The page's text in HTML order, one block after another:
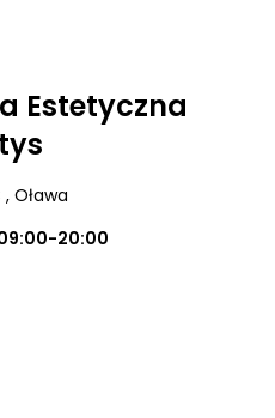
Estetyczna
, Oława
20:00